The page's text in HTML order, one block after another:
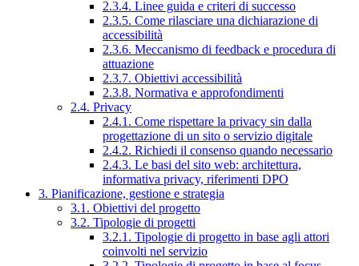
2.3.4. Linee guida e criteri di successo
2.3.5. Come rilasciare una dichiarazione di
accessibilità
2.3.6. Meccanismo di feedback e procedura di
attuazione
2.3.7. Obiettivi accessibilità
2.3.8. Normativa e approfondimenti
2.4. Privacy
2.4.1. Come rispettare la privacy sin dalla
progettazione di un sito o servizio digitale
2.4.2. Richiedi il consenso quando necessario
2.4.3. Le basi del sito web: architettura,
informativa privacy, riferimenti DPO
3. Pianificazione, gestione e strategia
3.1. Obiettivi del progetto
3.2. Tipologie di progetti
3.2.1. Tipologie di progetto in base agli attori
coinvolti nel servizio